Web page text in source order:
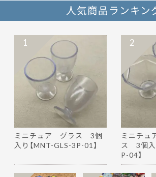
人気商品ランキン
ミニチュア グラス 3個
入り【MNT-GLS-3P-01】
1
ミニチュ
ス 3個入
P-04】
2